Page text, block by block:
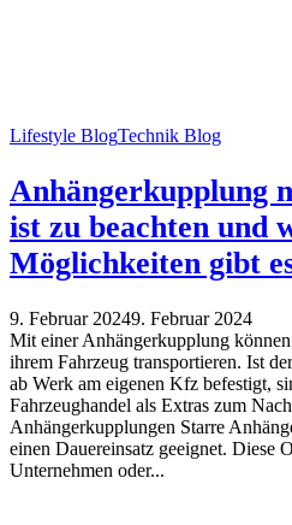
Lifestyle BlogTechnik Blog
Anhängerkupplung
ist zu beachten und
Möglichkeiten gibt
9. Februar 20249. Februar 2024
Mit einer Anhängerkupplung
ihrem Fahrzeug transportieren. Ist
ab Werk am eigenen Kfz befestigt,
Fahrzeughandel als Extras zum
Anhängerkupplungen Starre
einen Dauereinsatz geeignet. Diese
Unternehmen oder...